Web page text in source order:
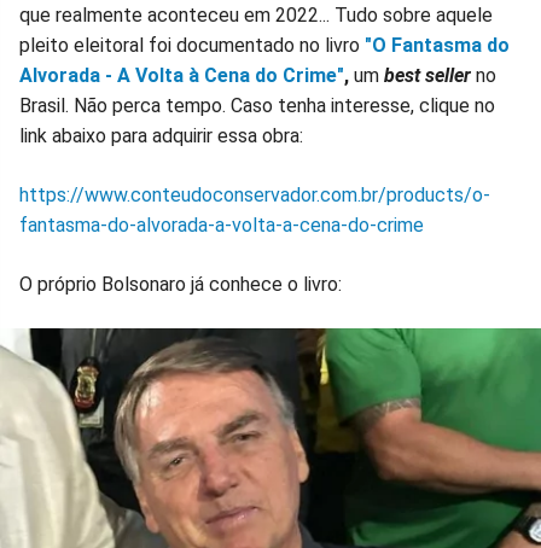
que realmente aconteceu em 2022... Tudo sobre aquele
pleito eleitoral foi documentado no livro "O Fantasma do
Alvorada - A Volta à Cena do Crime", um best seller no
Brasil. Não perca tempo. Caso tenha interesse, clique no
link abaixo para adquirir essa obra:
https://www.conteudoconservador.com.br/products/o-
fantasma-do-alvorada-a-volta-a-cena-do-crime
O próprio Bolsonaro já conhece o livro: